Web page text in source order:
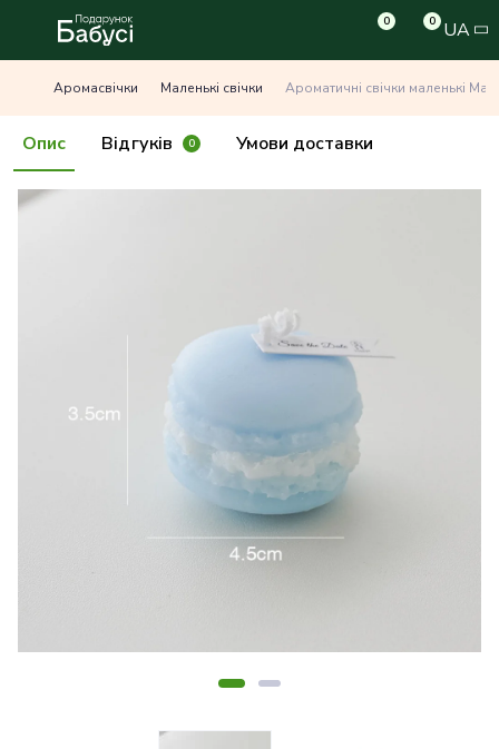
0 0 UA
Аромасвічки Маленькі свічки Ароматичні свічки маленькі
Опис Відгуків 0 Умови доставки